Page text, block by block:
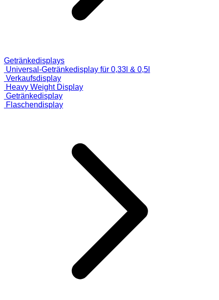
Getränkedisplays
Universal-Getränkedisplay für 0,33l & 0,5l
Verkaufsdisplay
Heavy Weight Display
Getränkedisplay
Flaschendisplay